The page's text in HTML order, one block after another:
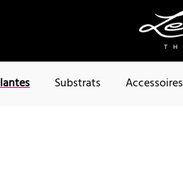
Substrats Accessoires